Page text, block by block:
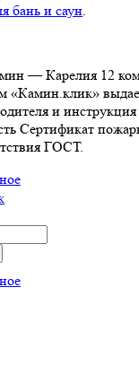
бань и саун.
— Карелия 12
«Камин.клик»
и
Сертификат
ГОСТ.